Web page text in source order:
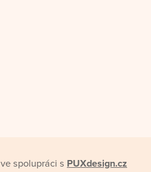
ve spolupráci s PUXdesign.cz